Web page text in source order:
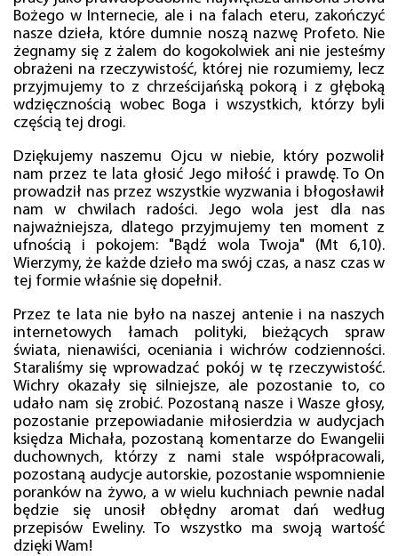
Bożego w Internecie, ale i na falach eteru, zakończyć
nasze dzieła, które dumnie noszą nazwę Profeto. Nie
żegnamy się z żalem do kogokolwiek ani nie jesteśmy
obrażeni na rzeczywistość, której nie rozumiemy, lecz
przyjmujemy to z chrześcijańską pokorą i z głęboką
wdzięcznością wobec Boga i wszystkich, którzy byli
częścią tej drogi.
Dziękujemy naszemu Ojcu w niebie, który pozwolił
nam przez te lata głosić Jego miłość i prawdę. To On
prowadził nas przez wszystkie wyzwania i błogosławił
nam w chwilach radości. Jego wola jest dla nas
najważniejsza, dlatego przyjmujemy ten moment z
ufnością i pokojem: "Bądź wola Twoja" (Mt 6,10).
Wierzymy, że każde dzieło ma swój czas, a nasz czas w
tej formie właśnie się dopełnił.
Przez te lata nie było na naszej antenie i na naszych
internetowych łamach polityki, bieżących spraw
świata, nienawiści, oceniania i wichrów codzienności.
Staraliśmy się wprowadzać pokój w tę rzeczywistość.
Wichry okazały się silniejsze, ale pozostanie to, co
udało nam się zrobić. Pozostaną nasze i Wasze głosy,
pozostanie przepowiadanie miłosierdzia w audycjach
księdza Michała, pozostaną komentarze do Ewangelii
duchownych, którzy z nami stale współpracowali,
pozostaną audycje autorskie, pozostanie wspomnienie
poranków na żywo, a w wielu kuchniach pewnie nadal
będzie się unosił obłędny aromat dań według
przepisów Eweliny. To wszystko ma swoją wartość
dzięki Wam!